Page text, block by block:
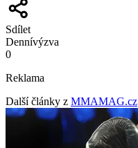
Sdílet
Dennívýzva
0
Reklama
Další články z MMAMAG.cz